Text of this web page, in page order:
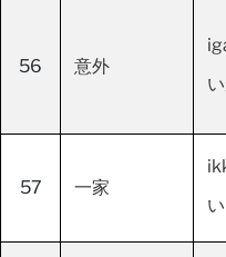
56 意外
57 一家